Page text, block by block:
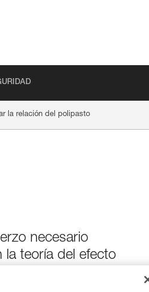
la relación del polipasto
necesario
la teoría del efecto